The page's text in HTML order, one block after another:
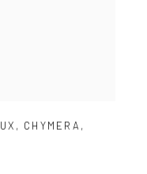
, CHYMERA ,